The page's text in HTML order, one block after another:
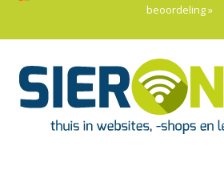
beoordeling »